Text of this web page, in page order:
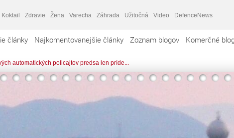
Koktail Zdravie Žena Varecha Záhrada Užitočná Video DefenceNews
články Najkomentovanejšie články Zoznam blogov Komerčné
automatických policajtov predsa len príde...